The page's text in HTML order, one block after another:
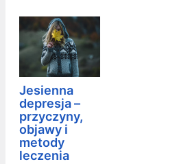
Jesienna
depresja –
przyczyny,
objawy i
metody
leczenia